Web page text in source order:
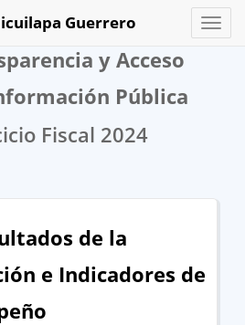
Toggle
Guerrero
y Acceso
Pública
Fiscal 2024
de la
e Indicadores de